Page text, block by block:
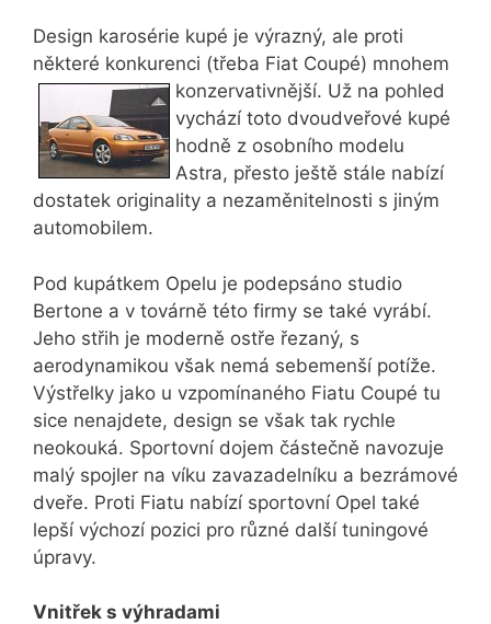
Design karosérie kupé je výrazný, ale proti
některé konkurenci (třeba Fiat Coupé) mnohem
konzervativnější. Už na pohled
vychází toto dvoudveřové kupé
hodně z osobního modelu
Astra, přesto ještě stále nabízí
dostatek originality a nezaměnitelnosti s jiným
automobilem.
Pod kupátkem Opelu je podepsáno studio
Bertone a v továrně této firmy se také vyrábí.
Jeho střih je moderně ostře řezaný, s
aerodynamikou však nemá sebemenší potíže.
Výstřelky jako u vzpomínaného Fiatu Coupé tu
sice nenajdete, design se však tak rychle
neokouká. Sportovní dojem částečně navozuje
malý spojler na víku zavazadelníku a bezrámové
dveře. Proti Fiatu nabízí sportovní Opel také
lepší výchozí pozici pro různé další tuningové
úpravy.
Vnitřek s výhradami